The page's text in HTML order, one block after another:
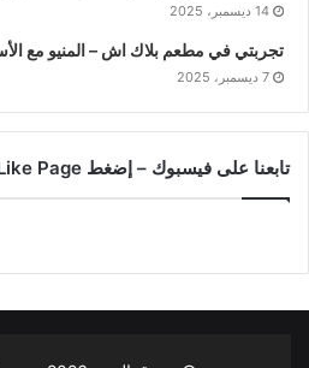
14 ديسمبر، 2025
تجربتي في مطعم بلاك اش – المنيو مع
7 ديسمبر، 2025
تابعنا على فيسبوك – إضغط Like Page